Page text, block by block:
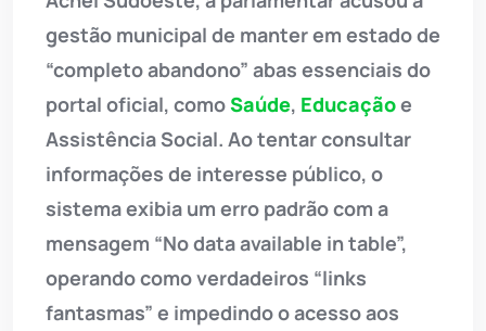
gestão municipal de manter em estado de
“completo abandono” abas essenciais do
portal oficial, comoSaúde, Educaçãoe
Assistência Social. Ao tentar consultar
informações de interesse público, o
sistema exibia um erro padrão com a
mensagem “No data available in table”,
operando como verdadeiros “links
fantasmas” e impedindo o acesso aos